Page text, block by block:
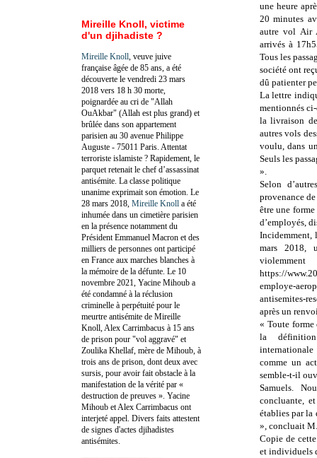
une heure
20 minutes
autre vol Air
arrivés à
Tous les
société ont
dû patienter
La lettre
mentionnés
la livraison de
autres vols
voulu, dans
Seuls les
».
Selon
provenance
être une
d’employés,
Incidemment,
mars 2018,
https://
employe-
antisemites-
après un
« Toute forme
la
internationale
comme un
semble-t-il
Samuels.
concluante,
établies par la
», concluait
Copie de
et individuels
Mireille Knoll, victime
d'un djihadiste ?
Mireille Knoll , veuve juive
française âgée de 85 ans, a été
découverte le vendredi 23 mars
2018 vers 18 h 30 morte,
poignardée au cri de "Allah
OuAkbar" (Allah est plus grand) et
brûlée dans son appartement
parisien au 30 avenue Philippe
Auguste - 75011 Paris. Attentat
terroriste islamiste ? Rapidement, le
parquet retenait le chef d’assassinat
antisémite. La classe politique
unanime exprimait son émotion. Le
28 mars 2018, Mireille Knoll a été
inhumée dans un cimetière parisien
en la présence notamment du
Président Emmanuel Macron et des
milliers de personnes ont participé
en France aux marches blanches à
la mémoire de la défunte. Le 10
novembre 2021, Yacine Mihoub a
été condamné à la réclusion
criminelle à perpétuité pour le
meurtre antisémite de Mireille
Knoll, Alex Carrimbacus à 15 ans
de prison pour "vol aggravé" et
Zoulika Khellaf, mère de Mihoub, à
trois ans de prison, dont deux avec
sursis, pour avoir fait obstacle à la
manifestation de la vérité par «
destruction de preuves ». Yacine
Mihoub et Alex Carrimbacus ont
interjeté appel. Divers faits attestent
de signes d'actes djihadistes
antisémites.